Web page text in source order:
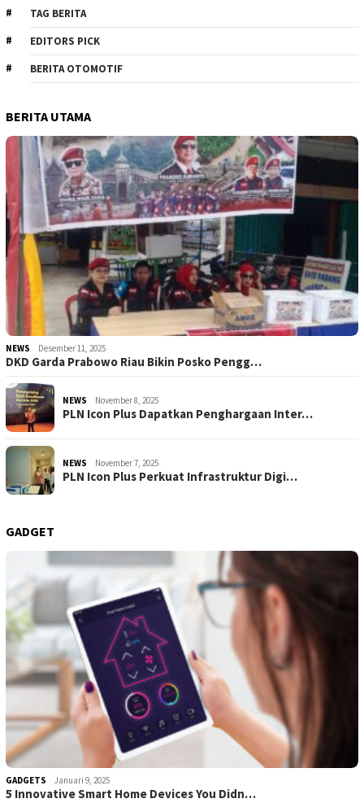
TAG BERITA
EDITORS PICK
BERITA OTOMOTIF
BERITA UTAMA
NEWS Desember 11, 2025
DKD Garda Prabowo Riau Bikin Posko Pengg…
NEWS November 8, 2025
PLN Icon Plus Dapatkan Penghargaan Inter…
NEWS November 7, 2025
PLN Icon Plus Perkuat Infrastruktur Digi…
GADGET
GADGETS Januari 9, 2025
5 Innovative Smart Home Devices You Didn…